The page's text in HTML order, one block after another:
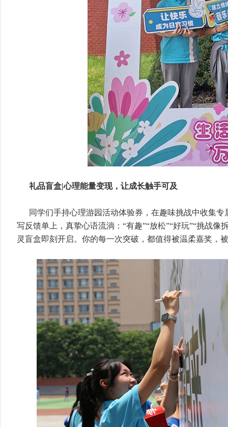
礼品盲盒|心理能量变现，让成长触手可及
同学们手持心理游园活动体验券，在趣味挑战中收集
写反馈单上，真挚心语流淌：“有趣”“放松”“好玩”“挑战像
灵盲盒即刻开启。你的每一次突破，都值得被温柔嘉奖，